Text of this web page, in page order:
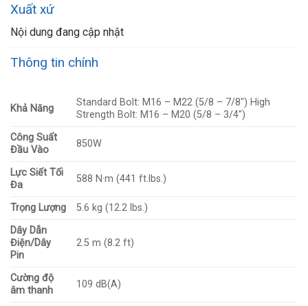
Xuất xứ
Nội dung đang cập nhật
Thông tin chính
Khả Năng
Standard Bolt: M16 – M22 (5/8 – 7/8″) High
Strength Bolt: M16 – M20 (5/8 – 3/4″)
Công Suất
Đầu Vào
850W
Lực Siết Tối
Đa
588 N·m (441 ft.lbs.)
Trọng Lượng
5.6 kg (12.2 lbs.)
Dây Dẫn
Điện/Dây
Pin
2.5 m (8.2 ft)
Cường độ
âm thanh
109 dB(A)